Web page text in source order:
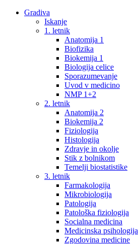
Gradiva
Iskanje
1. letnik
Anatomija 1
Biofizika
Biokemija 1
Biologija celice
Sporazumevanje
Uvod v medicino
NMP 1+2
2. letnik
Anatomija 2
Biokemija 2
Fiziologija
Histologija
Zdravje in okolje
Stik z bolnikom
Temelji biostatistike
3. letnik
Farmakologija
Mikrobiologija
Patologija
Patološka fiziologija
Socialna medicina
Medicinska psihologija
Zgodovina medicine